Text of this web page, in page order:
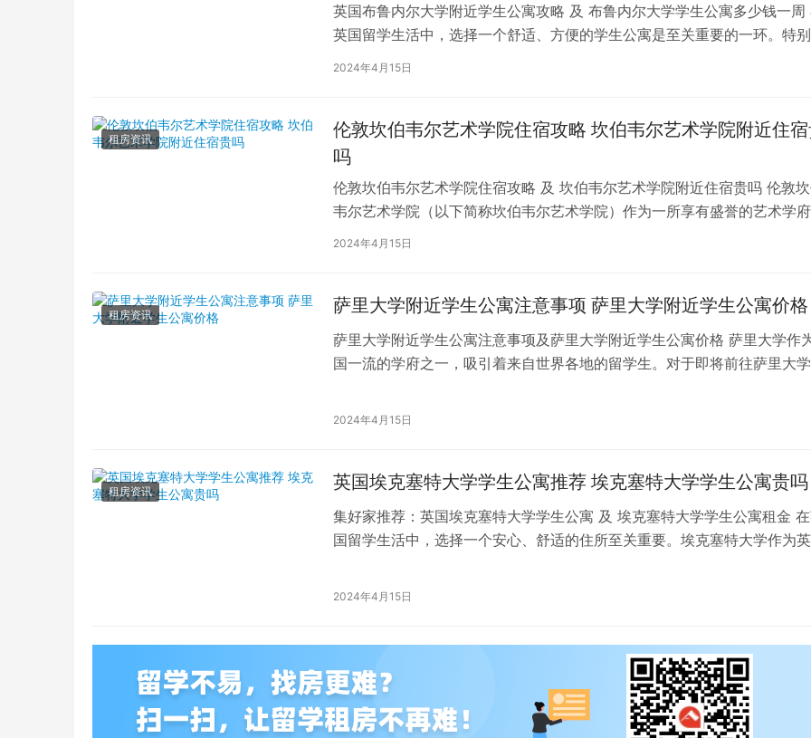
英国布鲁内尔大学附近学生公寓攻略 及 布鲁内尔大学学生公寓多少钱一周
英国留学生活中，选择一个舒适、方便的学生公寓是至关重要的一环。特别
2024年4月15日
租房资讯
伦敦坎伯韦尔艺术学院住宿攻略 坎伯韦尔艺术学院附近住
吗
伦敦坎伯韦尔艺术学院住宿攻略 及 坎伯韦尔艺术学院附近住宿贵吗 伦敦
韦尔艺术学院（以下简称坎伯韦尔艺术学院）作为一所享有盛誉的艺术学府
吸引了全球各地的学子前来学习。而对于即将…
2024年4月15日
租房资讯 萨里大学附近学生公寓注意事项 萨里大学附近学生公寓价格
萨里大学附近学生公寓注意事项及萨里大学附近学生公寓价格 萨里大学作
国一流的学府之一，吸引着来自世界各地的留学生。对于即将前往萨里大学
2024年4月15日
租房资讯 英国埃克塞特大学学生公寓推荐 埃克塞特大学学生公寓贵吗
集好家推荐：英国埃克塞特大学学生公寓 及 埃克塞特大学学生公寓租金
国留学生活中，选择一个安心、舒适的住所至关重要。埃克塞特大学作为英
2024年4月15日